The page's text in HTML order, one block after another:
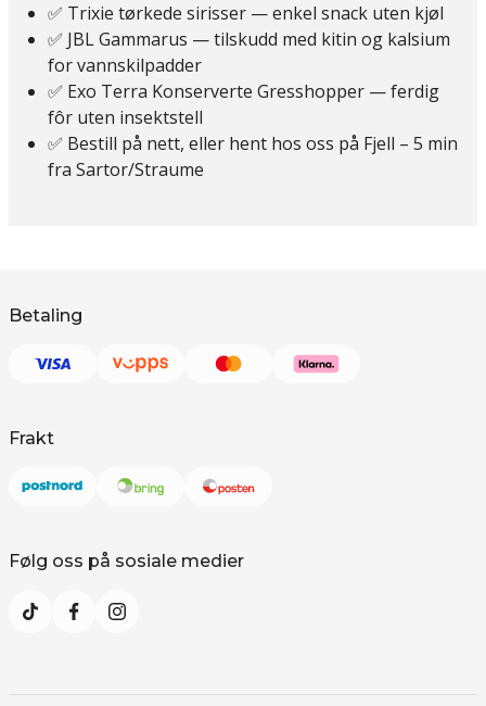
✅ Trixie tørkede sirisser — enkel snack uten kjøl
✅ JBL Gammarus — tilskudd med kitin og kalsium
for vannskilpadder
✅ Exo Terra Konserverte Gresshopper — ferdig
fôr uten insektstell
✅ Bestill på nett, eller hent hos oss på Fjell – 5 min
fra Sartor/Straume
Betaling
Frakt
Følg oss på sosiale medier